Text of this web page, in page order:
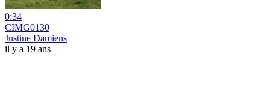
0:34
CIMG0130
Justine Damiens
il y a 19 ans